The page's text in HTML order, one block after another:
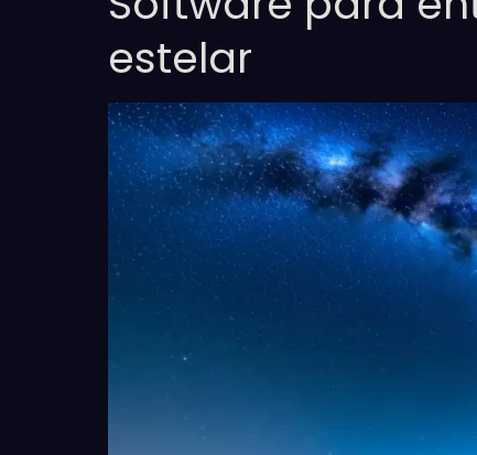
estelar